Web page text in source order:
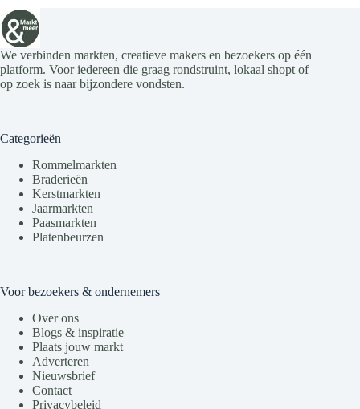
We verbinden markten, creatieve makers en bezoekers op één
platform. Voor iedereen die graag rondstruint, lokaal shopt of
op zoek is naar bijzondere vondsten.
Categorieën
Rommelmarkten
Braderieën
Kerstmarkten
Jaarmarkten
Paasmarkten
Platenbeurzen
Voor bezoekers & ondernemers
Over ons
Blogs & inspiratie
Plaats jouw markt
Adverteren
Nieuwsbrief
Contact
Privacybeleid